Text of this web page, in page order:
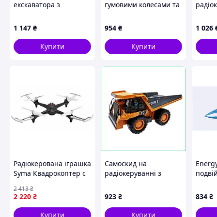
екскаватора з
Huina масштаб 1:40
1 147 ₴
Купити
гумовими колесами та
88P050MC82
954 ₴
Купити
Mask
см
1 026
Радіокерована іграшка
Syma Квадрокоптер с
(X15A_black) —
Доступний
2 220 ₴
2 413₴
Купити
Самоскид на
радіокеруванні з
світлом фар,
будівельна техніка на
акумуляторі
923 ₴
Купити
834 ₴